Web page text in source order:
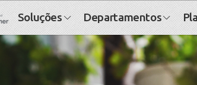
Soluções Departamentos